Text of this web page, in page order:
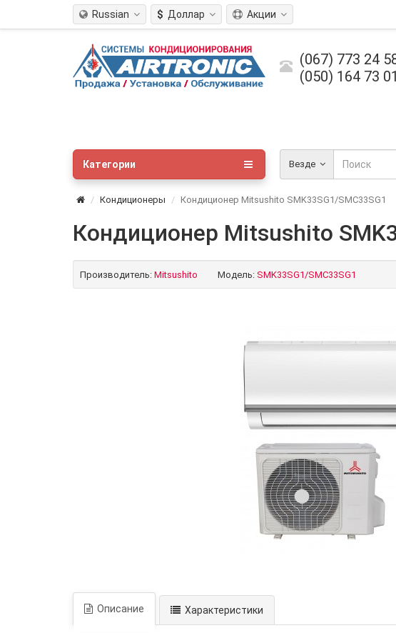
Russian $ Доллар Акции
(067) 773 24
(050) 164 73 01
Везде
Категории
Кондиционеры Кондиционер Mitsushito SMK33SG1/SMC33SG1
Кондиционер Mitsushito
Производитель: Mitsushito Модель: SMK33SG1/SMC33SG1
Описание Характеристики